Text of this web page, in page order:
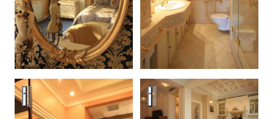
Аpatment in Moscow Аpatment in Moscow